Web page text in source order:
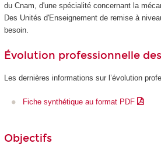
du Cnam, d'une spécialité concernant la
Des Unités d'Enseignementde remise à
besoin.
Évolution professionnelle
Les dernières informations sur l’évolution
Fiche synthétique au format PDF
Objectifs